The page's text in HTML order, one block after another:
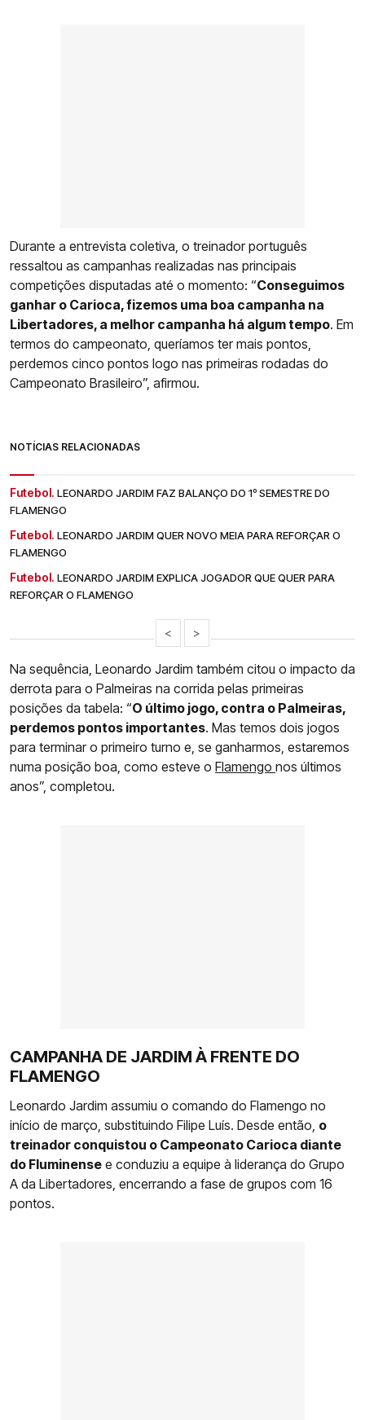
Durante a entrevista coletiva, o treinador português
ressaltou as campanhas realizadas nas principais
competições disputadas até o momento: “Conseguimos
ganhar o Carioca, fizemos uma boa campanha na
Libertadores, a melhor campanha há algum tempo. Em
termos do campeonato, queríamos ter mais pontos,
perdemos cinco pontos logo nas primeiras rodadas do
Campeonato Brasileiro”, afirmou.
NOTÍCIAS RELACIONADAS
Futebol. LEONARDO JARDIM FAZ BALANÇO DO 1º SEMESTRE DO
FLAMENGO
Futebol. LEONARDO JARDIM QUER NOVO MEIA PARA REFORÇAR O
FLAMENGO
Futebol. LEONARDO JARDIM EXPLICA JOGADOR QUE QUER PARA
REFORÇAR O FLAMENGO
< >
Na sequência, Leonardo Jardim também citou o impacto da
derrota para o Palmeiras na corrida pelas primeiras
posições da tabela: “O último jogo, contra o Palmeiras,
perdemos pontos importantes. Mas temos dois jogos
para terminar o primeiro turno e, se ganharmos, estaremos
numa posição boa, como esteve o Flamengo nos últimos
anos”, completou.
CAMPANHA DE JARDIM À FRENTE DO
FLAMENGO
Leonardo Jardim assumiu o comando do Flamengo no
início de março, substituindo Filipe Luís. Desde então, o
treinador conquistou o Campeonato Carioca diante
do Fluminense e conduziu a equipe à liderança do Grupo
A da Libertadores, encerrando a fase de grupos com 16
pontos.